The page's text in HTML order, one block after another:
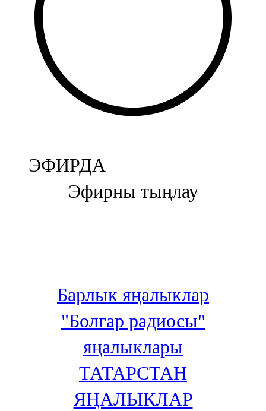
104,9 FM
Баулы
107,5 FM
Биләр
Болгар
106,0 FM
Бөгелмә
100,3 FM
106,6 FM
Кадыбаш
105,2 FM
ЭФИРДА
Эфирны тыңлау
Барлык яңалыклар
"Болгар радиосы"
яңалыклары
ТАТАРСТАН
ЯҢАЛЫКЛАР